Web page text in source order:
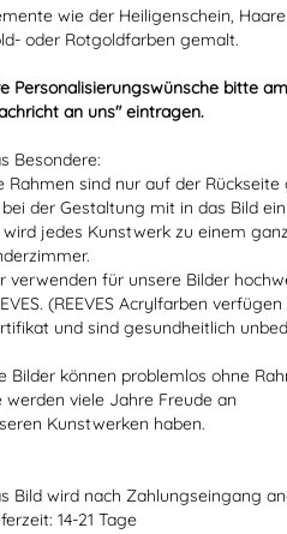
wie der Heiligenschein,
oder Rotgoldfarben gemalt.
Personalisierungswünsche bitte
an uns" eintragen.
Besondere:
Rahmen sind nur auf der
der Gestaltung mit in das Bild
wird jedes Kunstwerk zu einem
verwenden für unsere Bilder
(REEVES Acrylfarben
und sind gesundheitlich
Bilder können problemlos ohne
werden viele Jahre Freude an
Kunstwerken haben.
Bild wird nach Zahlungseingang
14-21 Tage